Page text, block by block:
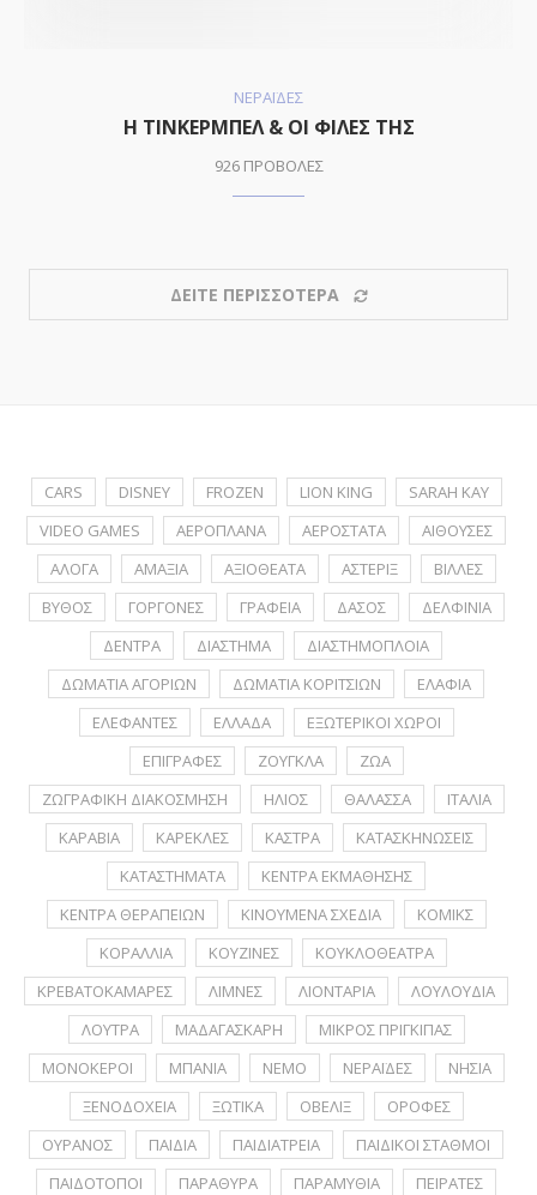
ΝΕΡΑΪΔΕΣ
Η ΤΙΝΚΕΡΜΠΕΛ & ΟΙ ΦΙΛΕΣ ΤΗΣ
926 ΠΡΟΒΟΛΕΣ
ΔΕΙΤΕ ΠΕΡΙΣΣΟΤΕΡΑ
CARS DISNEY FROZEN LION KING
SARAH KAY
VIDEO GAMES
ΑΕΡΟΠΛΑΝΑ ΑΕΡΟΣΤΑΤΑ
ΑΙΘΟΥΣΕΣ
ΑΛΟΓΑ
ΑΜΑΞΙΑ ΑΞΙΟΘΕΑΤΑ ΑΣΤΕΡΙΞ
ΒΙΛΛΕΣ
ΒΥΘΟΣ
ΓΟΡΓΟΝΕΣ ΓΡΑΦΕΙΑ ΔΑΣΟΣ
ΔΕΛΦΙΝΙΑ
ΔΕΝΤΡΑ
ΔΙΑΣΤΗΜΑ
ΔΙΑΣΤΗΜΟΠΛΟΙΑ
ΔΩΜΑΤΙΑ ΑΓΟΡΙΩΝ
ΔΩΜΑΤΙΑ ΚΟΡΙΤΣΙΩΝ
ΕΛΑΦΙΑ
ΕΛΕΦΑΝΤΕΣ
ΕΛΛΑΔΑ
ΕΞΩΤΕΡΙΚΟΙ ΧΩΡΟΙ
ΕΠΙΓΡΑΦΕΣ
ΖΟΥΓΚΛΑ
ΖΩΑ
ΖΩΓΡΑΦΙΚΗ ΔΙΑΚΟΣΜΗΣΗ
ΗΛΙΟΣ ΘΑΛΑΣΣΑ
ΙΤΑΛΙΑ
ΚΑΡΑΒΙΑ
ΚΑΡΕΚΛΕΣ ΚΑΣΤΡΑ
ΚΑΤΑΣΚΗΝΩΣΕΙΣ
ΚΑΤΑΣΤΗΜΑΤΑ
ΚΕΝΤΡΑ ΕΚΜΑΘΗΣΗΣ
ΚΕΝΤΡΑ ΘΕΡΑΠΕΙΩΝ
ΚΙΝΟΥΜΕΝΑ ΣΧΕΔΙΑ
ΚΟΜΙΚΣ
ΚΟΡΑΛΛΙΑ
ΚΟΥΖΙΝΕΣ
ΚΟΥΚΛΟΘΕΑΤΡΑ
ΚΡΕΒΑΤΟΚΑΜΑΡΕΣ
ΛΙΜΝΕΣ ΛΙΟΝΤΑΡΙΑ
ΛΟΥΛΟΥΔΙΑ
ΛΟΥΤΡΑ
ΜΑΔΑΓΑΣΚΑΡΗ
ΜΙΚΡΟΣ ΠΡΙΓΚΙΠΑΣ
ΜΟΝΟΚΕΡΟΙ
ΜΠΑΝΙΑ ΝΕΜΟ ΝΕΡΑΪΔΕΣ
ΝΗΣΙΑ
ΞΕΝΟΔΟΧΕΙΑ
ΞΩΤΙΚΑ ΟΒΕΛΙΞ
ΟΡΟΦΕΣ
ΟΥΡΑΝΟΣ
ΠΑΙΔΙΑ ΠΑΙΔΙΑΤΡΕΙΑ
ΠΑΙΔΙΚΟΙ ΣΤΑΘΜΟΙ
ΠΑΙΔΟΤΟΠΟΙ
ΠΑΡΑΘΥΡΑ ΠΑΡΑΜΥΘΙΑ
ΠΕΙΡΑΤΕΣ